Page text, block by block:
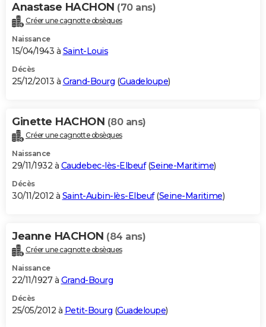
Anastase HACHON (70 ans)
Créer une cagnotte obsèques
Naissance
15/04/1943 à Saint-Louis
Décès
25/12/2013 à Grand-Bourg (Guadeloupe)
Ginette HACHON (80 ans)
Créer une cagnotte obsèques
Naissance
29/11/1932 à Caudebec-lès-Elbeuf(Seine-Maritime)
Décès
30/11/2012 à Saint-Aubin-lès-Elbeuf(Seine-Maritime)
Jeanne HACHON (84 ans)
Créer une cagnotte obsèques
Naissance
22/11/1927 à Grand-Bourg
Décès
25/05/2012 à Petit-Bourg (Guadeloupe)